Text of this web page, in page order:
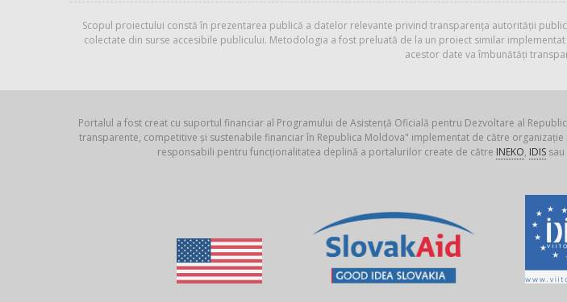
Scopul proiectului constă în prezentarea publică a datelor relevante privind transparența autorității
colectate din surse accesibile publicului. Metodologia a fost preluată de la un proiect similar
acestor date va îmbunătăți
Portalul a fost creat cu suportul financiar al Programului de Asistență Oficială pentru Dezvoltare al
transparente, competitive și sustenabile financiar în Republica Moldova" implementat de către organizație
responsabili pentru funcționalitatea deplină a portalurilor create de către INEKO, IDISsau